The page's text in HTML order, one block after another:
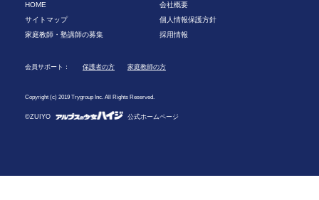
HOME
会社概要
サイトマップ
個人情報保護方針
家庭教師・塾講師の募集
採用情報
会員サポート： 保護者の方 家庭教師の方
Copyright (c) 2019 Trygroup Inc. All Rights Reserved.
©ZUIYO 公式ホームページ